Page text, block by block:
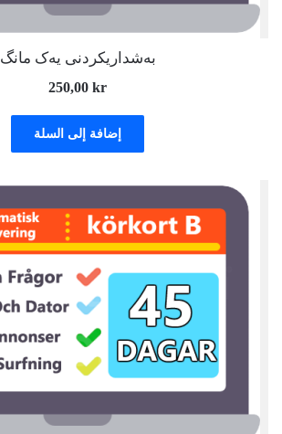
بەشداریکردنی یەک مانگ
250,00 kr
إضافة إلى السلة